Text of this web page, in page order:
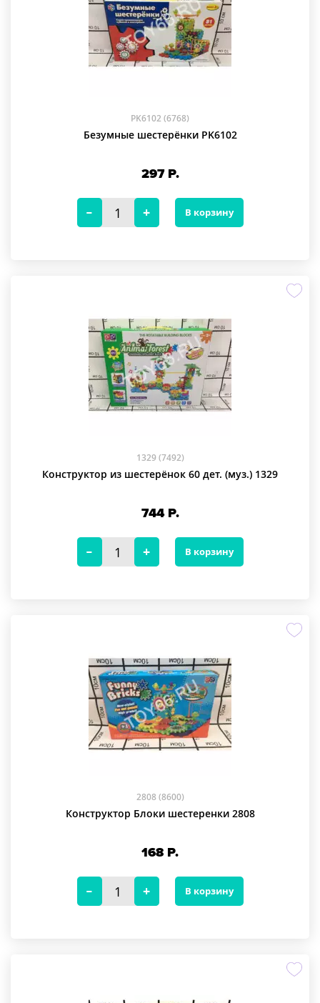
PK6102 (6768)
Безумные шестерёнки PK6102
297Р.
В корзину
1329 (7492)
Конструктор из шестерёнок 60 дет. (муз.) 1329
744Р.
В корзину
2808 (8600)
Конструктор Блоки шестеренки 2808
168 Р.
В корзину